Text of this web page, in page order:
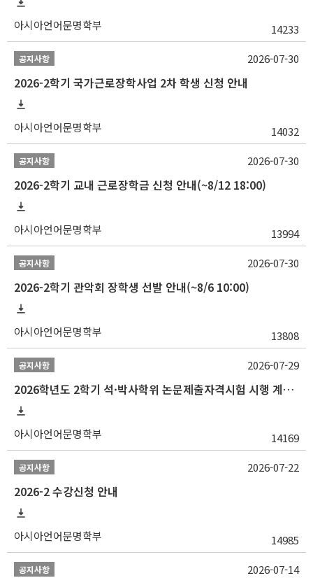
아시아언어문명학부 14233
공지사항
2026-2학기 국가근로장학사업 2차 학생 신청 안내
아시아언어문명학부 14032
2026-07-30
공지사항
2026-2학기 교내 근로장학금 신청 안내(~8/12 18:00)
아시아언어문명학부 13994
2026-07-30
공지사항
2026-2학기 관악회 장학생 선발 안내(~8/6 10:00)
아시아언어문명학부 13808
2026-07-30
공지사항
2026학년도 2학기 석·박사학위 논문제출자격시험 시행 계획 공고
아시아언어문명학부 14169
2026-07-29
공지사항
2026-2 수강신청 안내
아시아언어문명학부 14985
2026-07-22
공지사항 2026-07-14